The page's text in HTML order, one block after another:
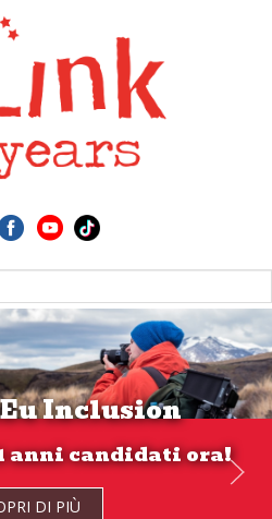
Inclusion
anni candidati ora!
DI PIÙ